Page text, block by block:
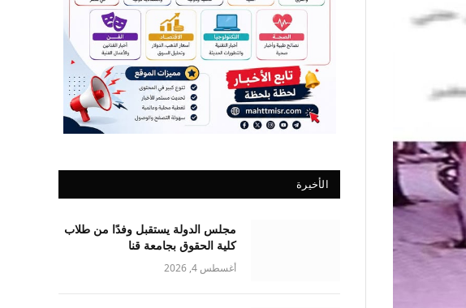
الأخيرة
مجلس الدولة يستقبل وفدًا من طلاب
كلية الحقوق بجامعة قنا
أغسطس 4, 2026